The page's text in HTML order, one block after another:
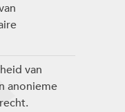
van
anonieme